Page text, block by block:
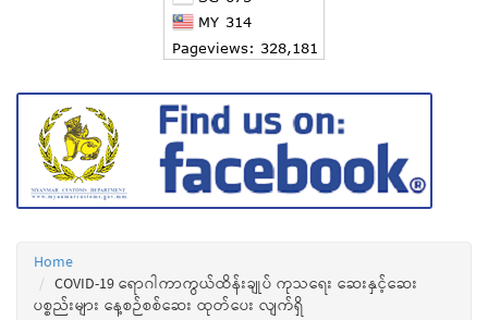
Home
COVID-19 ရောဂါကာကွယ်ထိန်းချုပ် ကုသရေး ဆေးနှင့်ဆေး
ပစ္စည်းများ နေ့စဉ်စစ်ဆေး ထုတ်ပေး လျက်ရှိ